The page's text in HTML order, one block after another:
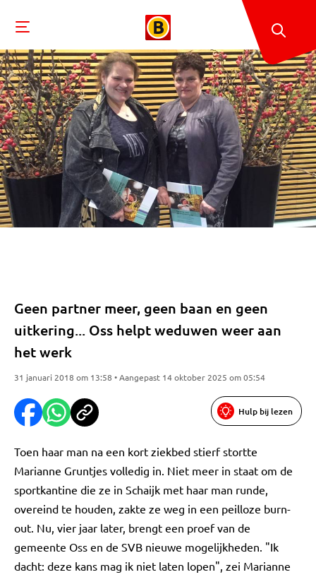
Geen partner meer, geen baan en geen
uitkering... Oss helpt weduwen weer aan
het werk
31 januari 2018 om 13:58 • Aangepast 14 oktober 2025 om 05:54
Hulp bij lezen
Toen haar man na een kort ziekbed stierf stortte
Marianne Gruntjes volledig in. Niet meer in staat om de
sportkantine die ze in Schaijk met haar man runde,
overeind te houden, zakte ze weg in een peilloze burn-
out. Nu, vier jaar later, brengt een proef van de
gemeente Oss en de SVB nieuwe mogelijkheden. "Ik
dacht: deze kans mag ik niet laten lopen", zei Marianne